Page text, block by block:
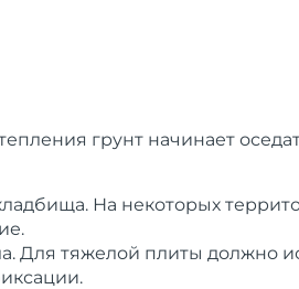
грунт начинает
На некоторых
Для тяжелой плиты должно